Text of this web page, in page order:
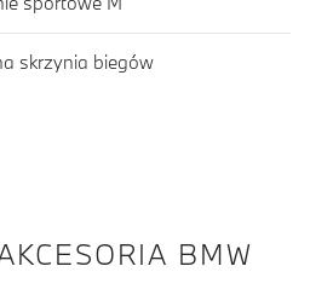
skrzynia biegów
BMW